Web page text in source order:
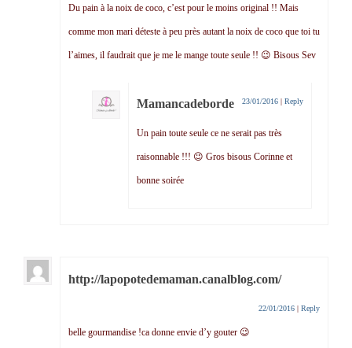
Du pain à la noix de coco, c’est pour le moins original !! Mais
comme mon mari déteste à peu près autant la noix de coco que toi tu
l’aimes, il faudrait que je me le mange toute seule !! 😉 Bisous Sev
Mamancadeborde 23/01/2016 | Reply
Un pain toute seule ce ne serait pas très
raisonnable !!! 😉 Gros bisous Corinne et
bonne soirée
http://lapopotedemaman.canalblog.com/
22/01/2016 | Reply
belle gourmandise !ca donne envie d’y gouter 😉